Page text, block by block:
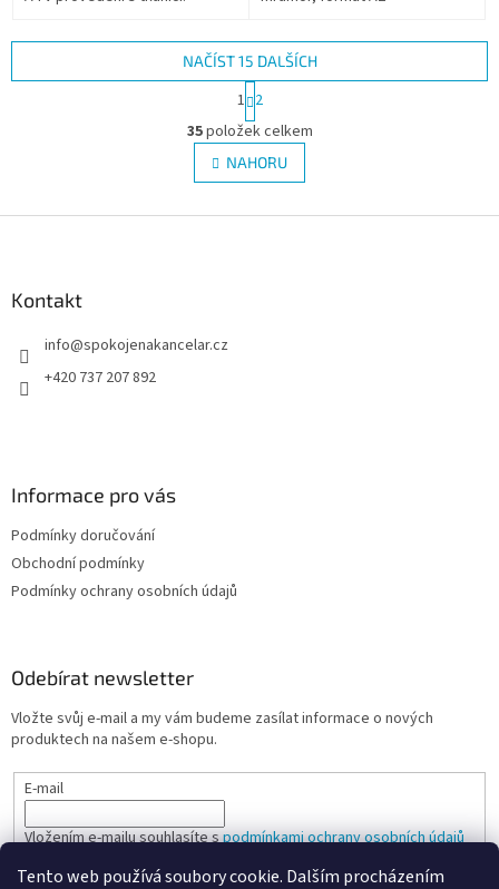
Tento web používá soubory cookie. Dalším procházením
O
v
l
á
NAČÍST 15 DALŠÍCH
S
t
r
á
n
k
v
1 2
35položek celkem
NAHORU
Kontakt
info@spokojenakancelar.cz
+420 737 207 892
Informace pro vás
Podmínky doručování
Obchodní podmínky
Podmínky ochrany osobních údajů
Odebírat newsletter
Vložte svůj e-mail a my vám budeme zasílat informace o nových
produktech na našem e-shopu.
E-mail
Vložením e-mailu souhlasíte spodmínkami ochrany osobních údajů